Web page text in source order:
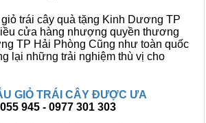
trái cây quà tặng Kinh Dương TP
cửa hàng nhượng quyền thương
TP Hải Phòng Cũng như toàn quốc
lại những trải nghiệm thù vị cho
GIỎ TRÁI CÂY ĐƯỢC ƯA
945 - 0977 301 303